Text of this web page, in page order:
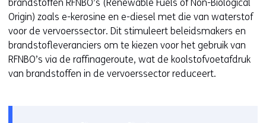
i
n
n
i
e
u
brandstoffen RFNBO’s (Renewable Fuels of Non-Biological
Origin) zoals e-kerosine en e-diesel met die van waterstof
voor de vervoerssector. Dit stimuleert beleidsmakers en
brandstofleveranciers om te kiezen voor het gebruik van
RFNBO’s via de raffinageroute, wat de koolstofvoetafdruk
van brandstoffen in de vervoerssector reduceert.